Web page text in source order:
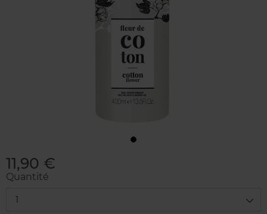
11,90 €
Quantité
1